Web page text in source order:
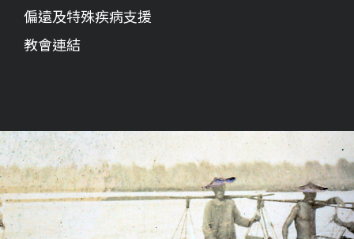
偏遠及特殊疾病支援
教會連結